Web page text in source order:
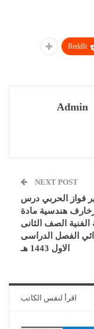
ReddIt
Admin
NEXT POST
فواز الحربي درس
هندسية مادة
الفنية الصف الثانى
الفصل الدراسى
الاول 1443 هـ
اقرأ لنفس الكاتب